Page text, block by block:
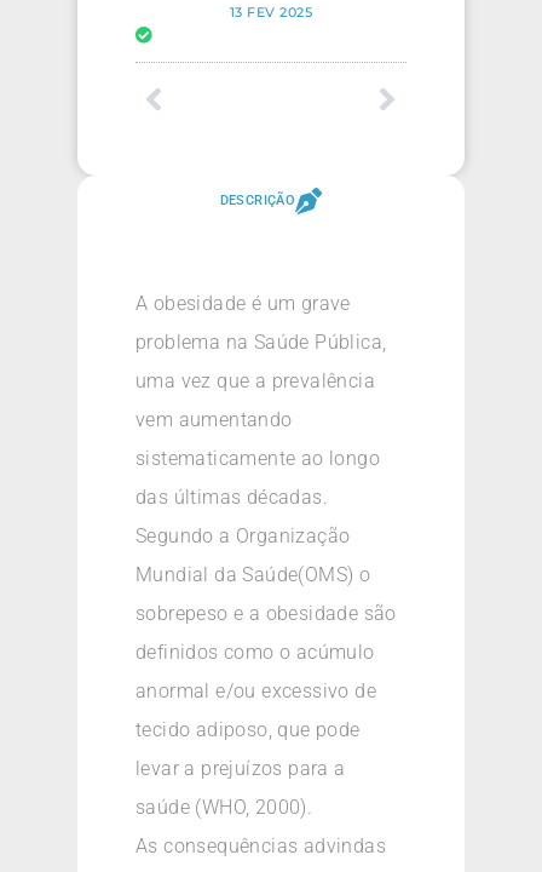
13 FEV 2025
DESCRIÇÃO
A obesidade é um grave
problema na Saúde Pública,
uma vez que a prevalência
vem aumentando
sistematicamente ao longo
das últimas décadas.
Segundo a Organização
Mundial da Saúde(OMS) o
sobrepeso e a obesidade são
definidos como o acúmulo
anormal e/ou excessivo de
tecido adiposo, que pode
levar a prejuízos para a
saúde (WHO, 2000).
As consequências advindas